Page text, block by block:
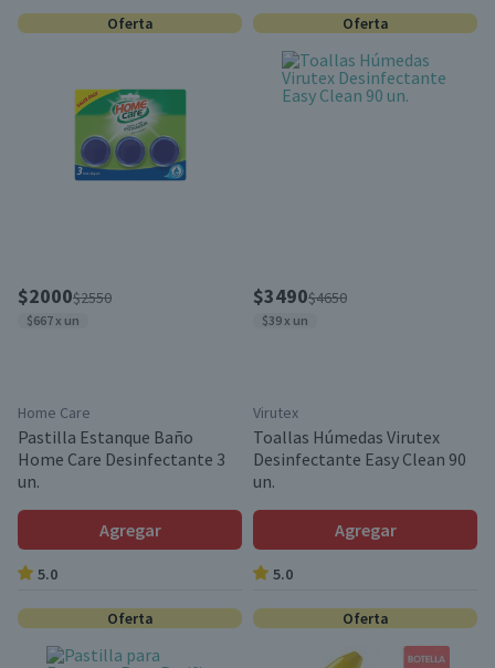
Oferta
$2000$2550
$667 x un
Home Care
Pastilla Estanque Baño
Home Care Desinfectante 3
un.
Agregar
5.0
Oferta
$3490$4650
$39 x un
Virutex
Toallas Húmedas Virutex
Desinfectante Easy Clean 90
un.
Agregar
5.0
Oferta Oferta